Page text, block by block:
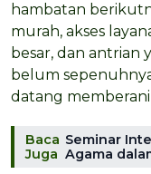
hambatan
murah, akses
besar, dan antrian
belum
datang
Baca
Juga
Seminar
Agama